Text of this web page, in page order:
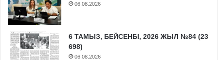
06.08.2026
6 ТАМЫЗ, БЕЙСЕНБІ, 2026 ЖЫЛ №84 (23
698)
06.08.2026